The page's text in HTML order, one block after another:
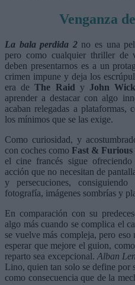
Venganza
La bala perdida 2no es una
pero como cualquier thriller de
deben presentarnos es a un
crimen impune y deja los
era de The Raid y John Wick
aprender a destacar con algo
acaban relegadas a plataformas,
los mínimos que se las exige.
Como curiosidad, y
con coches como Fast & Furious
el cine francés sigue
acción que no necesitan de
y persecuciones,
fotografía, imágenes sombrías y
En comparación con su
algo más cuando se complica el
se vuelve más compleja, pero
esperar que mejore el guion,
reparto sea excepcional. Alban
Lino, quien tan solo se define por
como consecuencia que de la